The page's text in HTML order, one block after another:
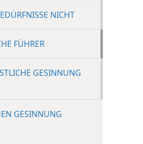
NICHT
FÜHRER
GESINNUNG
GESINNUNG